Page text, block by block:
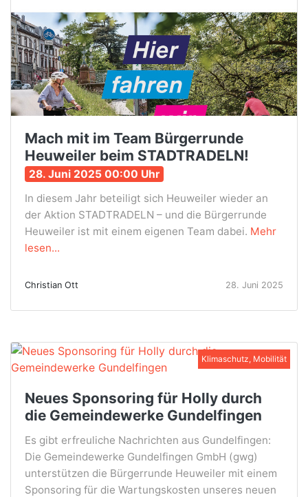
Mach mit im Team Bürgerrunde
Heuweiler beim STADTRADELN!
28. Juni 2025 00:00 Uhr
In diesem Jahr beteiligt sich Heuweiler wieder an
der Aktion STADTRADELN – und die Bürgerrunde
Heuweiler ist mit einem eigenen Team dabei. Mehr
lesen...
Christian Ott 28. Juni 2025
Klimaschutz, Mobilität
Neues Sponsoring für Holly durch
die Gemeindewerke Gundelfingen
Es gibt erfreuliche Nachrichten aus Gundelfingen:
Die Gemeindewerke Gundelfingen GmbH (gwg)
unterstützen die Bürgerrunde Heuweiler mit einem
Sponsoring für die Wartungskosten unseres neuen